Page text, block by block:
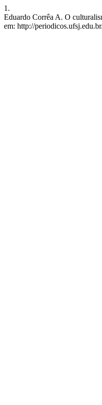
1.
Eduardo Corrêa A. O
em: http://